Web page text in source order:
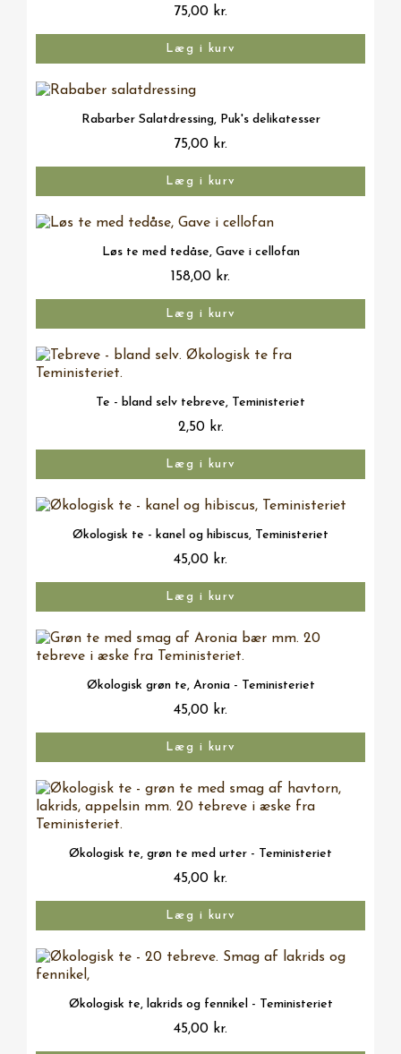
75,00 kr.
Læg i kurv
Vis her
Rabarber Salatdressing, Puk's delikatesser
75,00 kr.
Læg i kurv
Vis her
Løs te med tedåse, Gave i cellofan
158,00 kr.
Læg i kurv
Vis her
Te - bland selv tebreve, Teministeriet
2,50 kr.
Læg i kurv
Vis her
Økologisk te - kanel og hibiscus, Teministeriet
45,00 kr.
Læg i kurv
Vis her
Økologisk grøn te, Aronia - Teministeriet
45,00 kr.
Læg i kurv
Vis her
Økologisk te, grøn te med urter - Teministeriet
45,00 kr.
Læg i kurv
Vis her
Økologisk te, lakrids og fennikel - Teministeriet
45,00 kr.